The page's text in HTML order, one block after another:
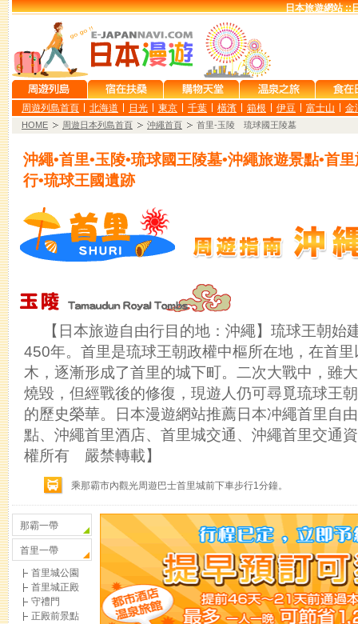
日本旅遊網站 ::
周遊列島首頁 北海道 日光 東京 千葉 橫濱 箱根 伊豆 富士山 金
HOME 周遊日本列島首頁 沖繩首頁 首里-玉陵 琉球國王陵墓
沖繩•首里•玉陵•琉球國王陵墓•沖繩旅遊景點•首
行•琉球王國遺跡
【日本旅遊自由行目的地：沖繩】琉球王朝始
450年。首里是琉球王朝政權中樞所在地，在首
木，逐漸形成了首里的城下町。二次大戰中，雖
燒毀，但經戰後的修復，現遊人仍可尋覓琉球王
的歷史榮華。日本漫遊網站推薦日本冲繩首里自
點、沖繩首里酒店、首里城交通、沖繩首里交通
權所有 嚴禁轉載】
乘那霸市內觀光周遊巴士首里城前下車步行1分鐘。
那霸一帶
首里一帶
首里城公園
首里城正殿
守禮門
正殿前景點